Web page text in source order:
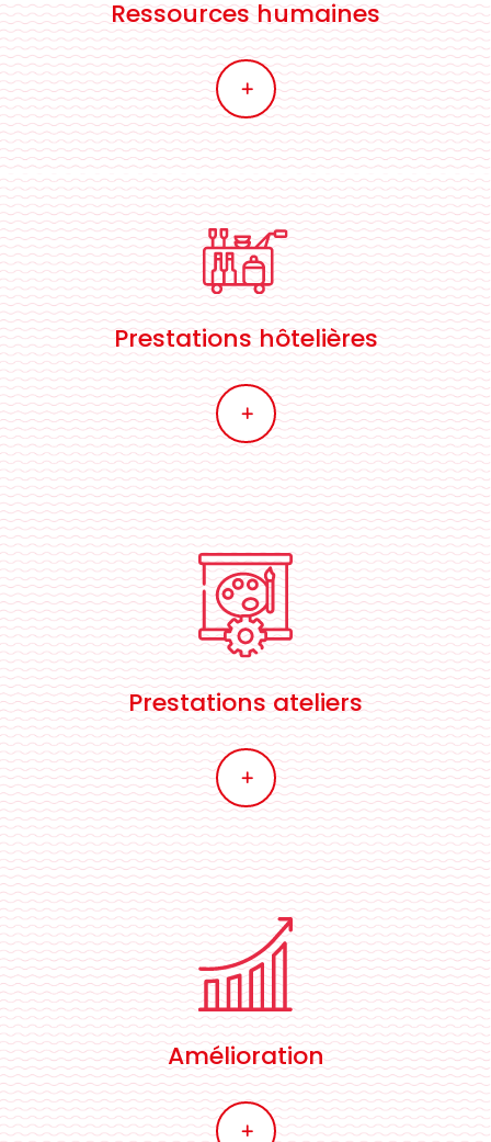
Ressources humaines
L
Prestations hôtelières
L
Prestations ateliers
L
Amélioration
L